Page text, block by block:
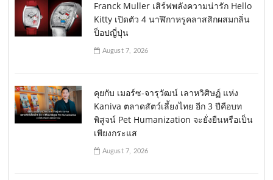
Franck Muller เสิร์ฟพลังความน่ารัก Hello
Kitty เปิดตัว 4 นาฬิกาหรูคลาสสิกผสมกลิ่น
ป็อปญี่ปุ่น
August 7, 2026
คุยกับ เมอร์ซ-จารุวัฒน์ เลาหวิศิษฏ์ แห่ง
Kaniva ตลาดสัตว์เลี้ยงไทย อีก 3 ปีคือบท
พิสูจน์ Pet Humanization จะยั่งยืนหรือเป็น
เพียงกระแส
August 7, 2026